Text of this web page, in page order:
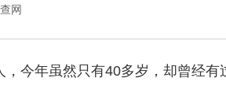
网
今年虽然只有40多岁，却曾经有